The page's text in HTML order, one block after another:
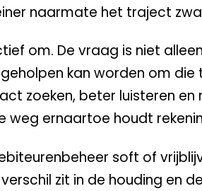
naarmate het traject
om. De vraag is niet
kan worden om
zoeken, beter luisteren en
ernaartoe houdt
soft of
zit in de houding en